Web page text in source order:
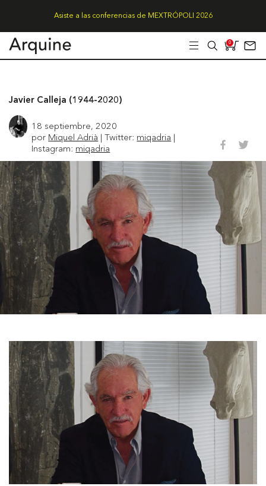
Asiste a las conferencias de MEXTRÓPOLI 2026
0
Javier Calleja (1944-2020)
18 septiembre, 2020
por Miquel Adrià | Twitter: miqadria |
Instagram: miqadria